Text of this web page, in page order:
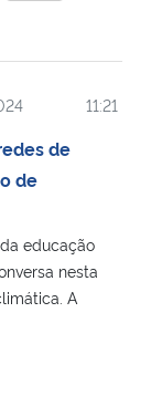
11:21
de
de
educação
nesta
A